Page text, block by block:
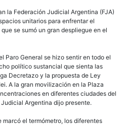
la Federación Judicial Argentina (FJA)
unitarios para enfrentar el
se sumó un gran despliegue en el
Paro General se hizo sentir en todo el
político sustancial que sienta las
Decretazo y la propuesta de Ley
A la gran movilización en la Plaza
en diferentes ciudades del
Argentina dijo presente.
marcó el termómetro, los diferentes